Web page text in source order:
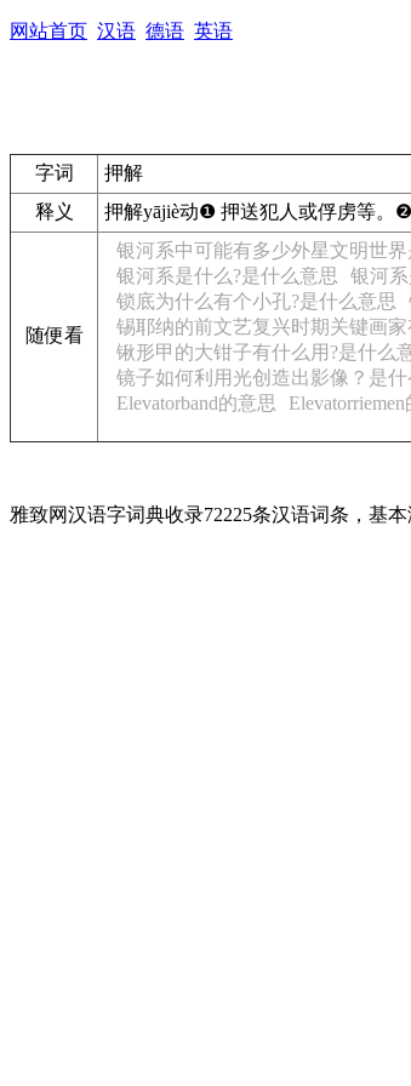
网站首页 汉语 德语 英语
字词
押解
释义
押解yājiè动❶ 押送犯人或俘虏等。 ❷
随便看
银河系中可能有多少外星文明世界
银河系是什么?是什么意思
银河
锁底为什么有个小孔?是什么意思
锡耶纳的前文艺复兴时期关键画
锹形甲的大钳子有什么用?是什么
镜子如何利用光创造出影像？是什
Elevatorband的意思
雅致网汉语字词典收录72225条汉语词条，基